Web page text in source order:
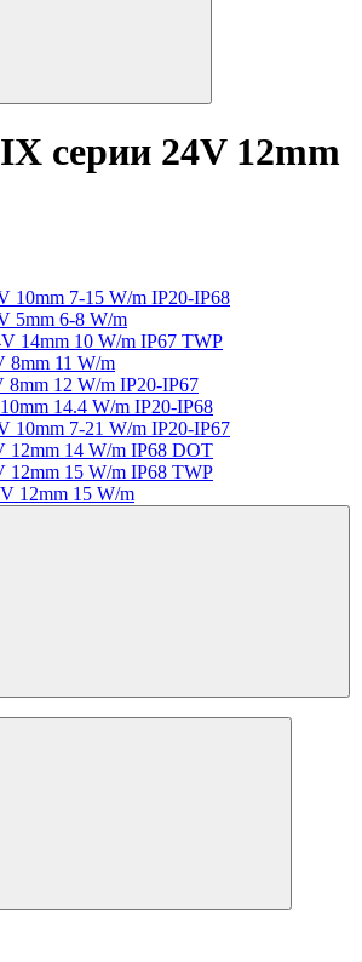
серии 24V 12mm
10mm 7-15 W/m IP20-IP68
5mm 6-8 W/m
14mm 10 W/m IP67 TWP
8mm 11 W/m
12 W/m IP20-IP67
14.4 W/m IP20-IP68
10mm 7-21 W/m IP20-IP67
12mm 14 W/m IP68 DOT
12mm 15 W/m IP68 TWP
12mm 15 W/m